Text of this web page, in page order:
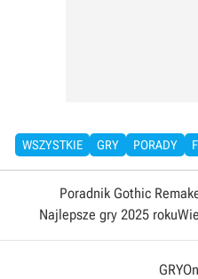
WSZYSTKIE GRY PORADY
Poradnik Gothic
Najlepsze gry 2025 roku